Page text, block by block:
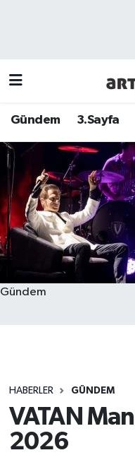
Gündem 3.Sayfa
Gündem
HABERLER GÜNDEM
VATAN
2026